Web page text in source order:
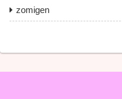
zomigen